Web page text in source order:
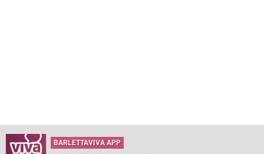
BARLETTAVIVA APP